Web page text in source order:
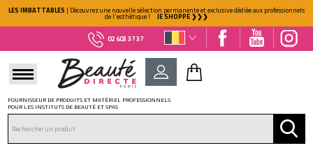
LES IMBATTABLES | Découvrez une nouvelle sélection permanente et exclusive dédiée aux professionnels
de l'esthétique ! JE SHOPPE ❯❯❯
02 403 37 37
FOURNISSEUR DE PRODUITS ET MATÉRIEL PROFESSIONNELS
POUR LES INSTITUTS DE BEAUTÉ ET SPAS